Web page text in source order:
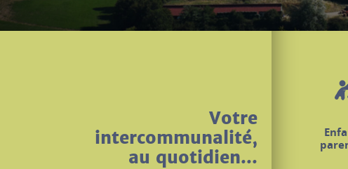
Votre
intercommunalité,
au quotidien...